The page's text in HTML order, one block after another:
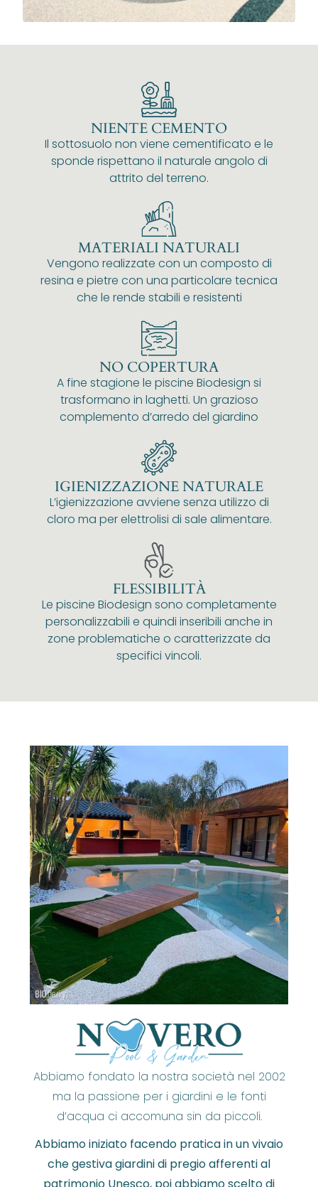
NIENTE CEMENTO
Il sottosuolo non viene cementificato e le
sponde rispettano il naturale angolo di
attrito del terreno.
MATERIALI NATURALI
Vengono realizzate con un composto di
resina e pietre con una particolare tecnica
che le rende stabili e resistenti
NO COPERTURA
A fine stagione le piscine Biodesign si
trasformano in laghetti. Un grazioso
complemento d’arredo del giardino
IGIENIZZAZIONE NATURALE
L’igienizzazione avviene senza utilizzo di
cloro ma per elettrolisi di sale alimentare.
FLESSIBILITÀ
Le piscine Biodesign sono completamente
personalizzabili e quindi inseribili anche in
zone problematiche o caratterizzate da
specifici vincoli.
Abbiamo fondato la nostra società nel 2002
ma la passione per i giardini e le fonti
d’acqua ci accomuna sin da piccoli.
Abbiamo iniziato facendo pratica in un vivaio
che gestiva giardini di pregio afferenti al
patrimonio Unesco, poi abbiamo scelto di